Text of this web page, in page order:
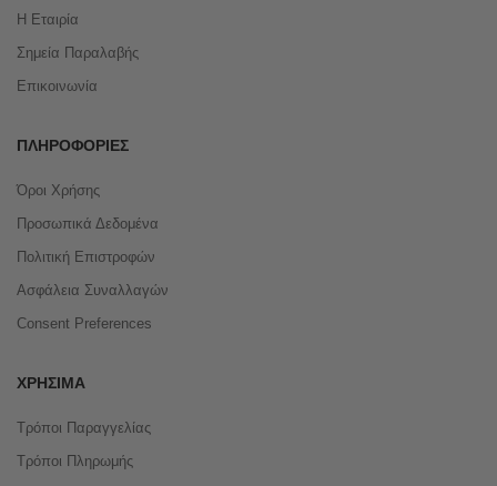
Η Εταιρία
Σημεία Παραλαβής
Επικοινωνία
ΠΛΗΡΟΦΟΡΊΕΣ
Όροι Χρήσης
Προσωπικά Δεδομένα
Πολιτική Επιστροφών
Ασφάλεια Συναλλαγών
Consent Preferences
ΧΡΉΣΙΜΑ
Τρόποι Παραγγελίας
Τρόποι Πληρωμής